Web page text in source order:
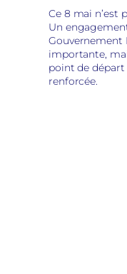
Ce 8 mai n’est
Un
Gouvernement
importante,
point de départ
renforcée.